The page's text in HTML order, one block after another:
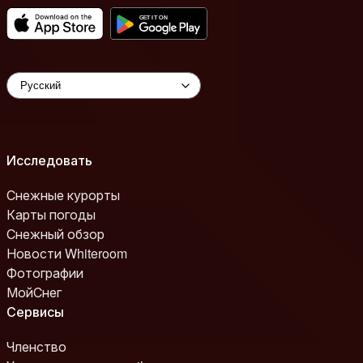
Исследовать
Снежные курорты
Карты погоды
Снежный обзор
Новости Whiteroom
Фотографии
МойСнег
Сервисы
Членство